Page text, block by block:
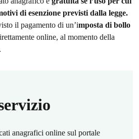
di esenzione previsti dalla legge.
il pagamento di un’imposta di bollo
online, al momento della
anagrafici online sul portale